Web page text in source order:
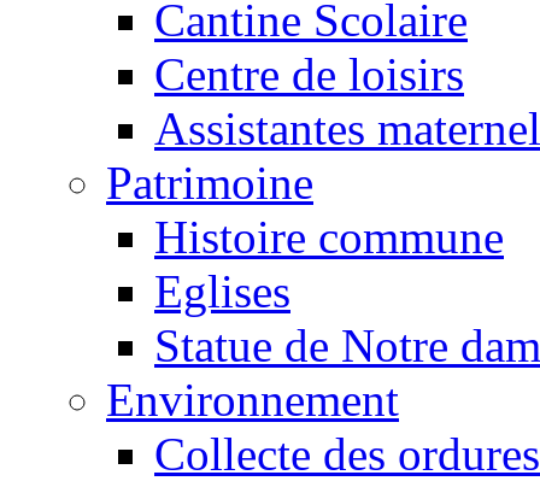
Cantine Scolaire
Centre de loisirs
Assistantes
Patrimoine
Histoire commune
Eglises
Statue de Notre
Environnement
Collecte des ordures